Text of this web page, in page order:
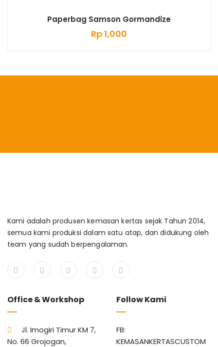
Paperbag Samson Gormandize
Rp1,000
Kami adalah produsen kemasan kertas sejak Tahun 2014,
semua kami produksi dalam satu atap, dan didukung oleh
team yang sudah berpengalaman.
Office & Workshop
Jl. Imogiri Timur KM 7,
No. 66 Grojogan,
Follow Kami
FB:
KEMASANKERTASCUSTOM